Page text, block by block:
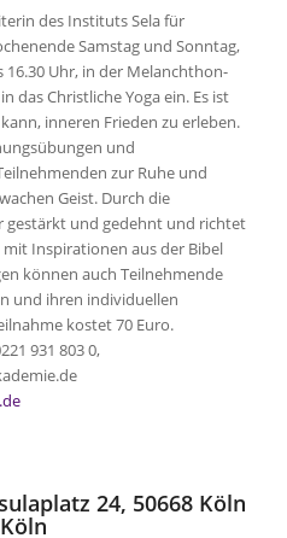
des Instituts Sela für
Samstag und Sonntag,
16.30 Uhr, in der Melanchthon-
das Christliche Yoga ein. Es ist
inneren Frieden zu erleben.
und
zur Ruhe und
Geist. Durch die
gestärkt und gedehnt und richtet
Inspirationen aus der Bibel
können auch Teilnehmende
und ihren individuellen
kostet 70 Euro.
931 803 0,
24, 50668 Köln